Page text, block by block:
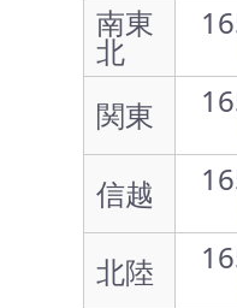
南東
北
関東
信越
北陸